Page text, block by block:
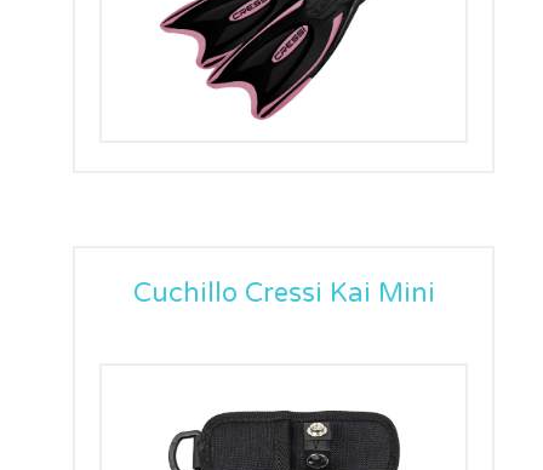
Cuchillo Cressi Kai Mini